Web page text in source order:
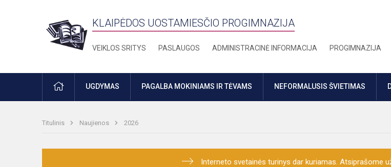
KLAIPĖDOS UOSTAMIESČIO PROGIMNAZIJA
VEIKLOS SRITYS PASLAUGOS ADMINISTRACINĖ INFORMACIJA PROGIMNAZIJA
PRADŽIAUGDYMAS PAGALBA MOKINIAMS IR TĖVAMS NEFORMALUSIS ŠVIETIMAS
Titulinis Naujienos 2026
Interneto svetainės turinys dar kuriamas. Atsiprašome